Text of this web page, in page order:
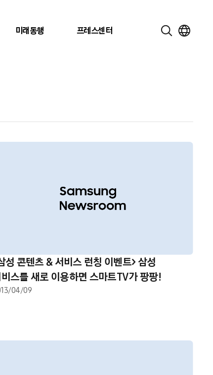
미래동행 프레스센터
성 콘텐츠 & 서비스 런칭 이벤트> 삼성
스를 새로 이용하면 스마트TV가 팡팡!
04/09